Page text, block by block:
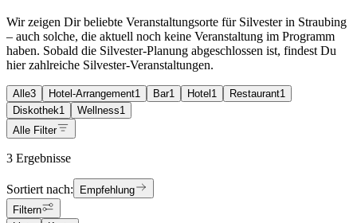
Wir zeigen Dir beliebte Veranstaltungsorte für Silvester in Straubing
– auch solche, die aktuell noch keine Veranstaltung im Programm
haben. Sobald die Silvester-Planung abgeschlossen ist, findest Du
hier zahlreiche Silvester-Veranstaltungen.
Alle3 Hotel-Arrangement1 Bar1 Hotel 1 Restaurant1
Diskothek1 Wellness1
Alle Filter
3 Ergebnisse
Sortiert nach:
Empfehlung
Filtern